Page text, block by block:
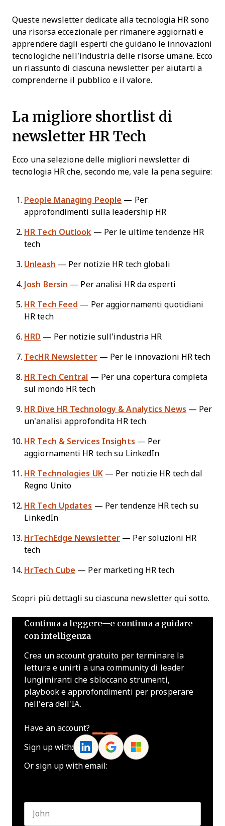
Queste newsletter dedicate alla tecnologia HR sono
una risorsa eccezionale per rimanere aggiornati e
apprendere dagli esperti che guidano le innovazioni
tecnologiche nell’industria delle risorse umane. Ecco
un riassunto di ciascuna newsletter per aiutarti a
comprenderne il pubblico e il valore.
La migliore shortlist di
newsletter HR Tech
Ecco una selezione delle migliori newsletter di
tecnologia HR che, secondo me, vale la pena seguire:
People Managing People — Per
approfondimenti sulla leadership HR
HR Tech Outlook — Per le ultime tendenze HR
tech
Unleash — Per notizie HR tech globali
Josh Bersin — Per analisi HR da esperti
HR Tech Feed — Per aggiornamenti quotidiani
HR tech
HRD — Per notizie sull’industria HR
TecHR Newsletter— Per le innovazioni HR tech
HR Tech Central
— Per una copertura completa
sul mondo HR tech
HR Dive HR Technology & Analytics News — Per
un’analisi approfondita HR tech
HR Tech & Services Insights — Per
aggiornamenti HR tech su LinkedIn
HR Technologies UK— Per notizie HR tech dal
Regno Unito
HR Tech Updates — Per tendenze HR tech su
LinkedIn
HrTechEdge Newsletter — Per soluzioni HR
tech
HrTech Cube — Per marketing HR tech
Scopri più dettagli su ciascuna newsletter qui sotto.
Continua a leggere—e continua a guidare
con intelligenza
Crea un account gratuito per terminare la
lettura e unirti a una community di leader
lungimiranti che sbloccano strumenti,
playbook e approfondimenti per prosperare
nell'era dell'IA.
Have an account?
Sign up with:
Or sign up with email: